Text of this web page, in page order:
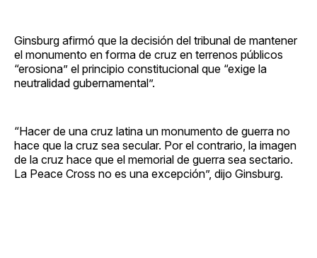
Ginsburg afirmó que la decisión del tribunal de mantener
el monumento en forma de cruz en terrenos públicos
“erosiona” el principio constitucional que “exige la
neutralidad gubernamental”.
“Hacer de una cruz latina un monumento de guerra no
hace que la cruz sea secular. Por el contrario, la imagen
de la cruz hace que el memorial de guerra sea sectario.
La Peace Cross no es una excepción”, dijo Ginsburg.